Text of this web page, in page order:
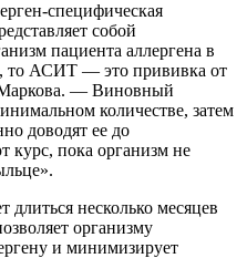
специфическая
собой
пациента аллергена в
то АСИТ — это прививка от
— Виновный
количестве, затем
доводят ее до
пока организм не
несколько месяцев
организму
и минимизирует